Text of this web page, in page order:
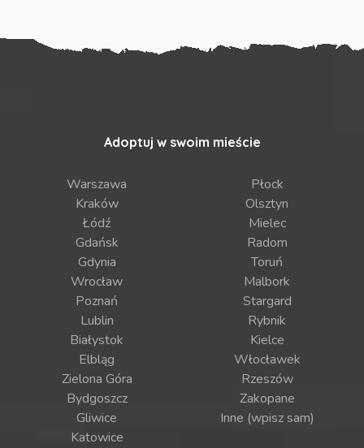
Adoptuj w swoim mieście
Warszawa
Kraków
Łódź
Gdańsk
Gdynia
Wrocław
Poznań
Lublin
Białystok
Elbląg
Zielona Góra
Bydgoszcz
Gliwice
Katowice
Płock
Olsztyn
Mielec
Radom
Toruń
Malbork
Stargard
Rybnik
Kielce
Włocławek
Rzeszów
Zakopane
Inne (wpisz sam)